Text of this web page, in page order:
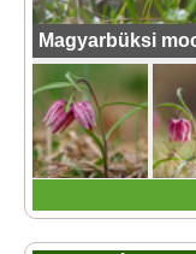
Magyarbüksi